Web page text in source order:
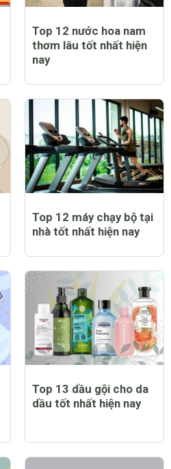
Top 12 nước hoa nam
thơm lâu tốt nhất hiện
nay
Top 12 máy chạy bộ tại
nhà tốt nhất hiện nay
Top 13 dầu gội cho da
dầu tốt nhất hiện nay